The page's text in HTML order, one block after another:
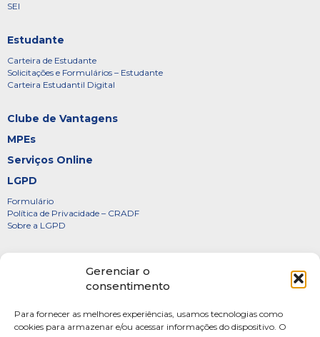
Gerenciar o
consentimento
Para fornecer as melhores experiências, usamos tecnologias como
cookies para armazenar e/ou acessar informações do dispositivo. O
SEI
Estudante
Carteira de Estudante
Solicitações e Formulários – Estudante
Carteira Estudantil Digital
Clube de Vantagens
MPEs
Serviços Online
LGPD
Formulário
Política de Privacidade – CRADF
Sobre a LGPD
Diretoria